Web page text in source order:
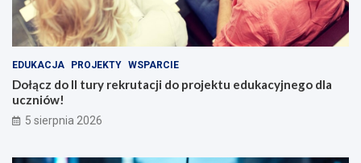
EDUKACJA PROJEKTY WSPARCIE
Dołącz do II tury rekrutacji do projektu edukacyjnego dla
uczniów!
5 sierpnia 2026